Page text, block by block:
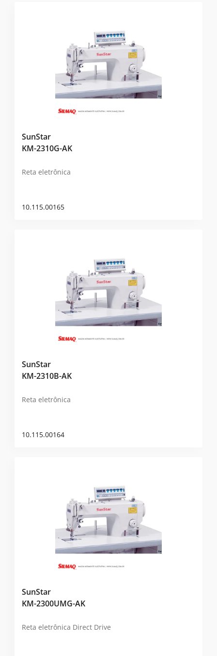
SunStar
KM-2310G-AK
Reta eletrônica
10.115.00165
SunStar
KM-2310B-AK
Reta eletrônica
10.115.00164
SunStar
KM-2300UMG-AK
Reta eletrônica Direct Drive